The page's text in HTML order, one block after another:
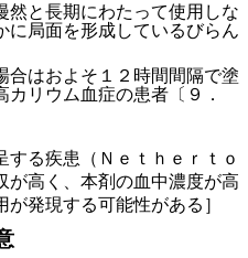
局面を形成しているびらん
リウム血症の患者〔９．
る疾患（Ｎｅｔｈｅｒｔｏ
が高く、本剤の血中濃度が高
発現する可能性がある］
然と長期にわたって使用しな
はおよそ１２時間間隔で塗